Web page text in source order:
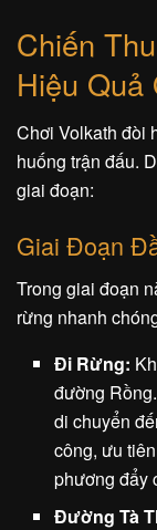
Chiến
Hiệu
Chơi Volkath đòi
huống trận đấu.
giai đoạn:
Giai Đoạn
Trong giai đoạn
rừng nhanh
Đi Rừng:
đường
di chuyển
công, ưu
phương đẩy
Đường Tà